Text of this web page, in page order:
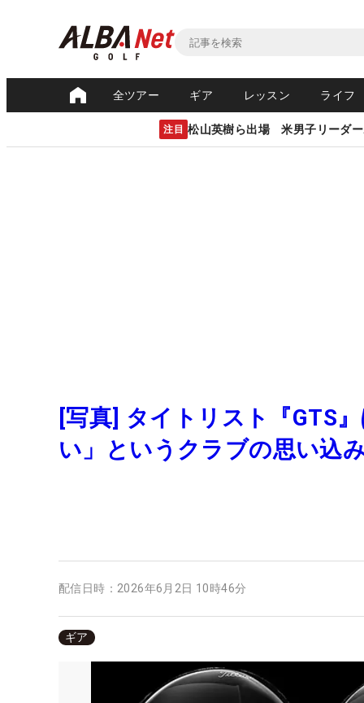
全ツアー ギア レッスン ライフ
注目 松山英樹ら出場 米男子リーダ
[写真] タイトリスト『GTS
い」というクラブの思い込
配信日時： 2026年6月2日 10時46分
ギア